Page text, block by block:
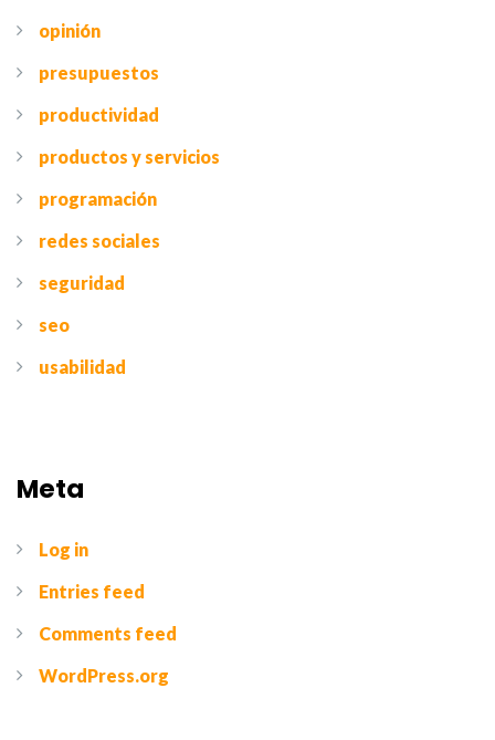
opinión
presupuestos
productividad
productos y servicios
programación
redes sociales
seguridad
seo
usabilidad
Meta
Log in
Entries feed
Comments feed
WordPress.org